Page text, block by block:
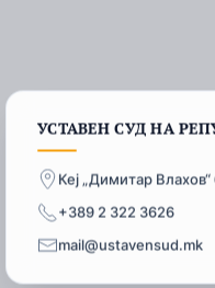
УСТАВЕН СУД НА
Кеј „Димитар
+389 2 322 3626
mail@ustavensud.mk